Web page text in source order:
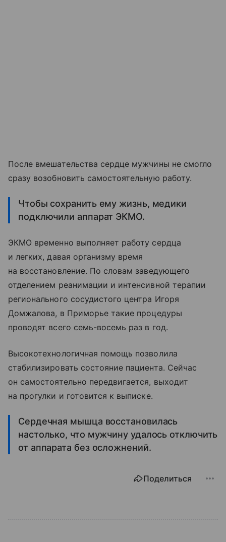
После вмешательства сердце мужчины не смогло
сразу возобновить самостоятельную работу.
Чтобы сохранить ему жизнь, медики
подключили аппарат ЭКМО.
ЭКМО временно выполняет работу сердца
и легких, давая организму время
на восстановление. По словам заведующего
отделением реанимации и интенсивной терапии
регионального сосудистого центра Игоря
Домжалова, в Приморье такие процедуры
проводят всего семь-восемь раз в год.
Высокотехнологичная помощь позволила
стабилизировать состояние пациента. Сейчас
он самостоятельно передвигается, выходит
на прогулки и готовится к выписке.
Сердечная мышца восстановилась
настолько, что мужчину удалось отключить
от аппарата без осложнений.
Поделиться